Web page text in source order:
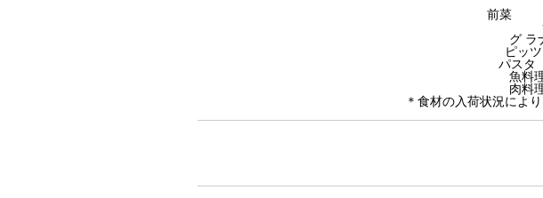
前菜 イ
グ ラ
ピッ
パス
魚料
肉料
＊食材の入荷状況によ